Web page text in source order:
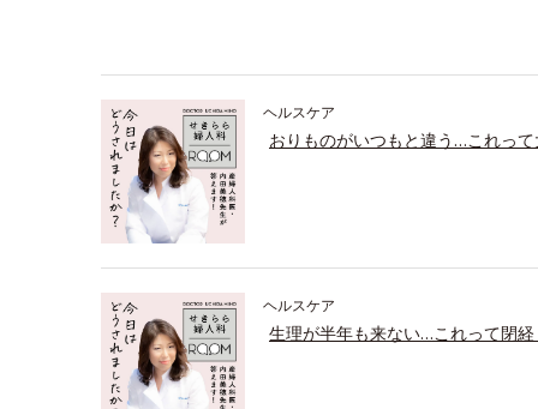
ヘルスケア
おりものがいつもと違う…これっ
ヘルスケア
生理が半年も来ない…これって閉経